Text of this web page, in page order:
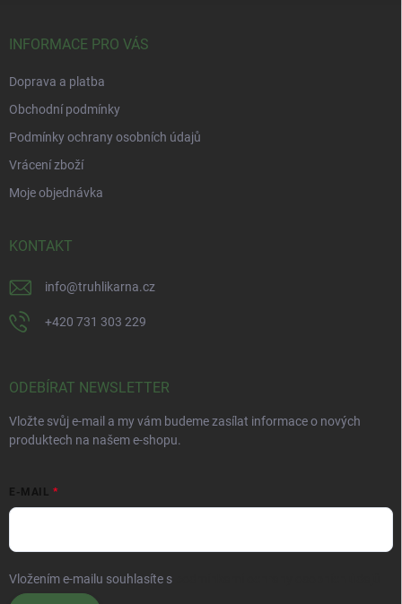
INFORMACE PRO VÁS
Doprava a platba
Obchodní podmínky
Podmínky ochrany osobních údajů
Vrácení zboží
Moje objednávka
KONTAKT
info@truhlikarna.cz
+420 731 303 229
ODEBÍRAT NEWSLETTER
Vložte svůj e-mail a my vám budeme zasílat informace o nových
produktech na našem e-shopu.
E-MAIL
Vložením e-mailu souhlasíte s